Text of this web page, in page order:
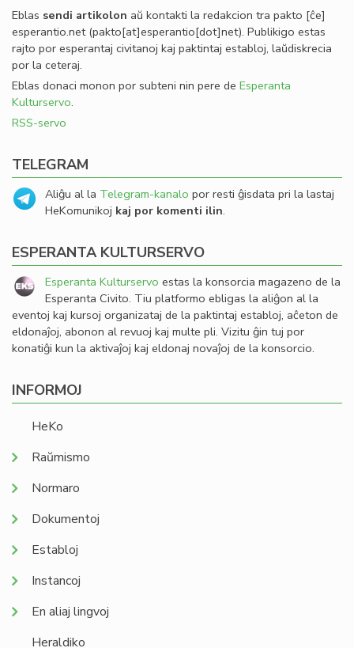
Eblas sendi artikolon aŭ kontakti la redakcion tra pakto [ĉe]
esperantio.net(pakto[at]esperantio[dot]net). Publikigo estas
rajto por esperantaj civitanoj kaj paktintaj establoj, laŭdiskrecia
por la ceteraj.
Eblas donaci monon por subteni nin pere de Esperanta
Kulturservo.
RSS-servo
TELEGRAM
Aliĝu al la Telegram-kanalo por resti ĝisdata pri la lastaj
HeKomunikoj kaj por komenti ilin.
ESPERANTA KULTURSERVO
Esperanta Kulturservo estas la konsorcia magazeno de la
Esperanta Civito. Tiu platformo ebligas la aliĝon al la
eventoj kaj kursoj organizataj de la paktintaj establoj, aĉeton de
eldonaĵoj, abonon al revuoj kaj multe pli. Vizitu ĝin tuj por
konatiĝi kun la aktivaĵoj kaj eldonaj novaĵoj de la konsorcio.
INFORMOJ
HeKo
Raŭmismo
Normaro
Dokumentoj
Establoj
Instancoj
En aliaj lingvoj
Heraldiko